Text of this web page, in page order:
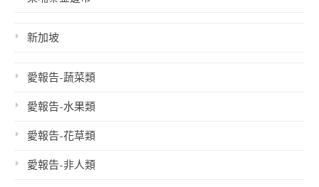
新加坡
愛報告-蔬菜類
愛報告-水果類
愛報告-花草類
愛報告-非人類